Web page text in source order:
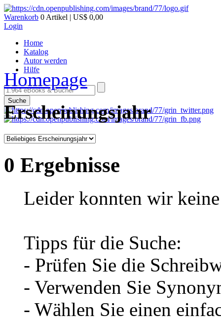
Warenkorb 0 Artikel | US$ 0,00
Login
Home
Katalog
Autor werden
Hilfe
Suche
Homepage
Erscheinungsjahr
0 Ergebnisse
Leider konnten wir
Tipps für die Suche:
- Prüfen Sie die
- Verwenden Sie
- Wählen Sie einen